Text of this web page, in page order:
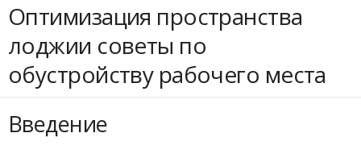
Оптимизация пространства
лоджии советы по
обустройству рабочего места
Введение